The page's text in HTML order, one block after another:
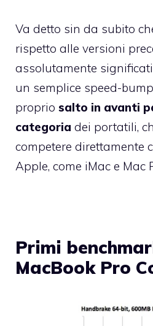
Va detto sin da subito
rispetto alle versioni
assolutamente
un semplice speed-
proprio salto in avanti
categoria dei portatili,
competere direttamente
Apple, come iMac e Mac
Primi
MacBook Pro